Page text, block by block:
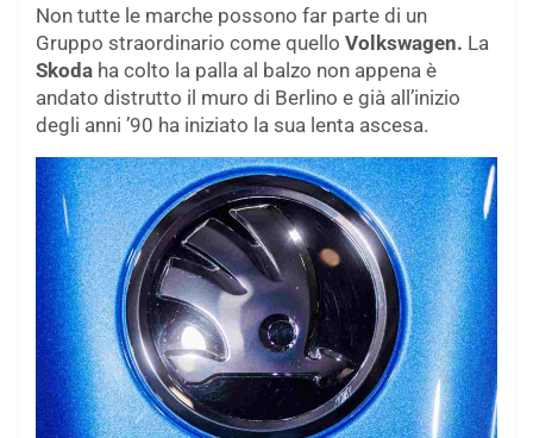
Non tutte le marche possono far parte di un
Gruppo straordinario come quello Volkswagen. La
Skoda ha colto la palla al balzo non appena è
andato distrutto il muro di Berlino e già all’inizio
degli anni ’90 ha iniziato la sua lenta ascesa.